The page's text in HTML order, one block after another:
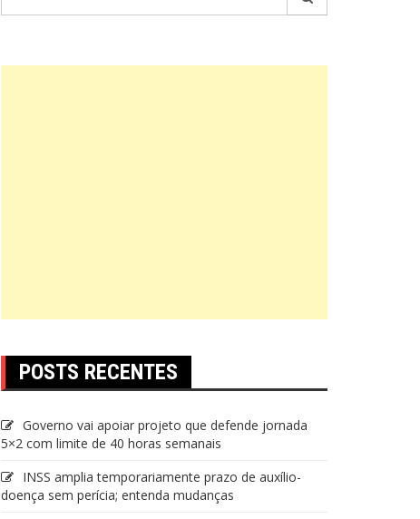
POSTS RECENTES
Governo vai apoiar projeto que defende jornada
5×2 com limite de 40 horas semanais
INSS amplia temporariamente prazo de auxílio-
doença sem perícia; entenda mudanças